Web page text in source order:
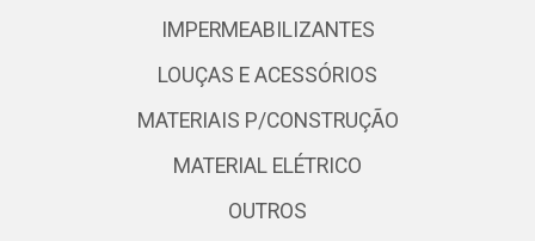
IMPERMEABILIZANTES
LOUÇAS E ACESSÓRIOS
MATERIAIS P/CONSTRUÇÃO
MATERIAL ELÉTRICO
OUTROS